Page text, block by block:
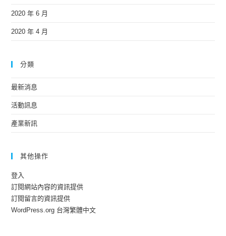
2020 年 6 月
2020 年 4 月
分類
最新消息
活動訊息
產業新訊
其他操作
登入
訂閱網站內容的資訊提供
訂閱留言的資訊提供
WordPress.org 台灣繁體中文